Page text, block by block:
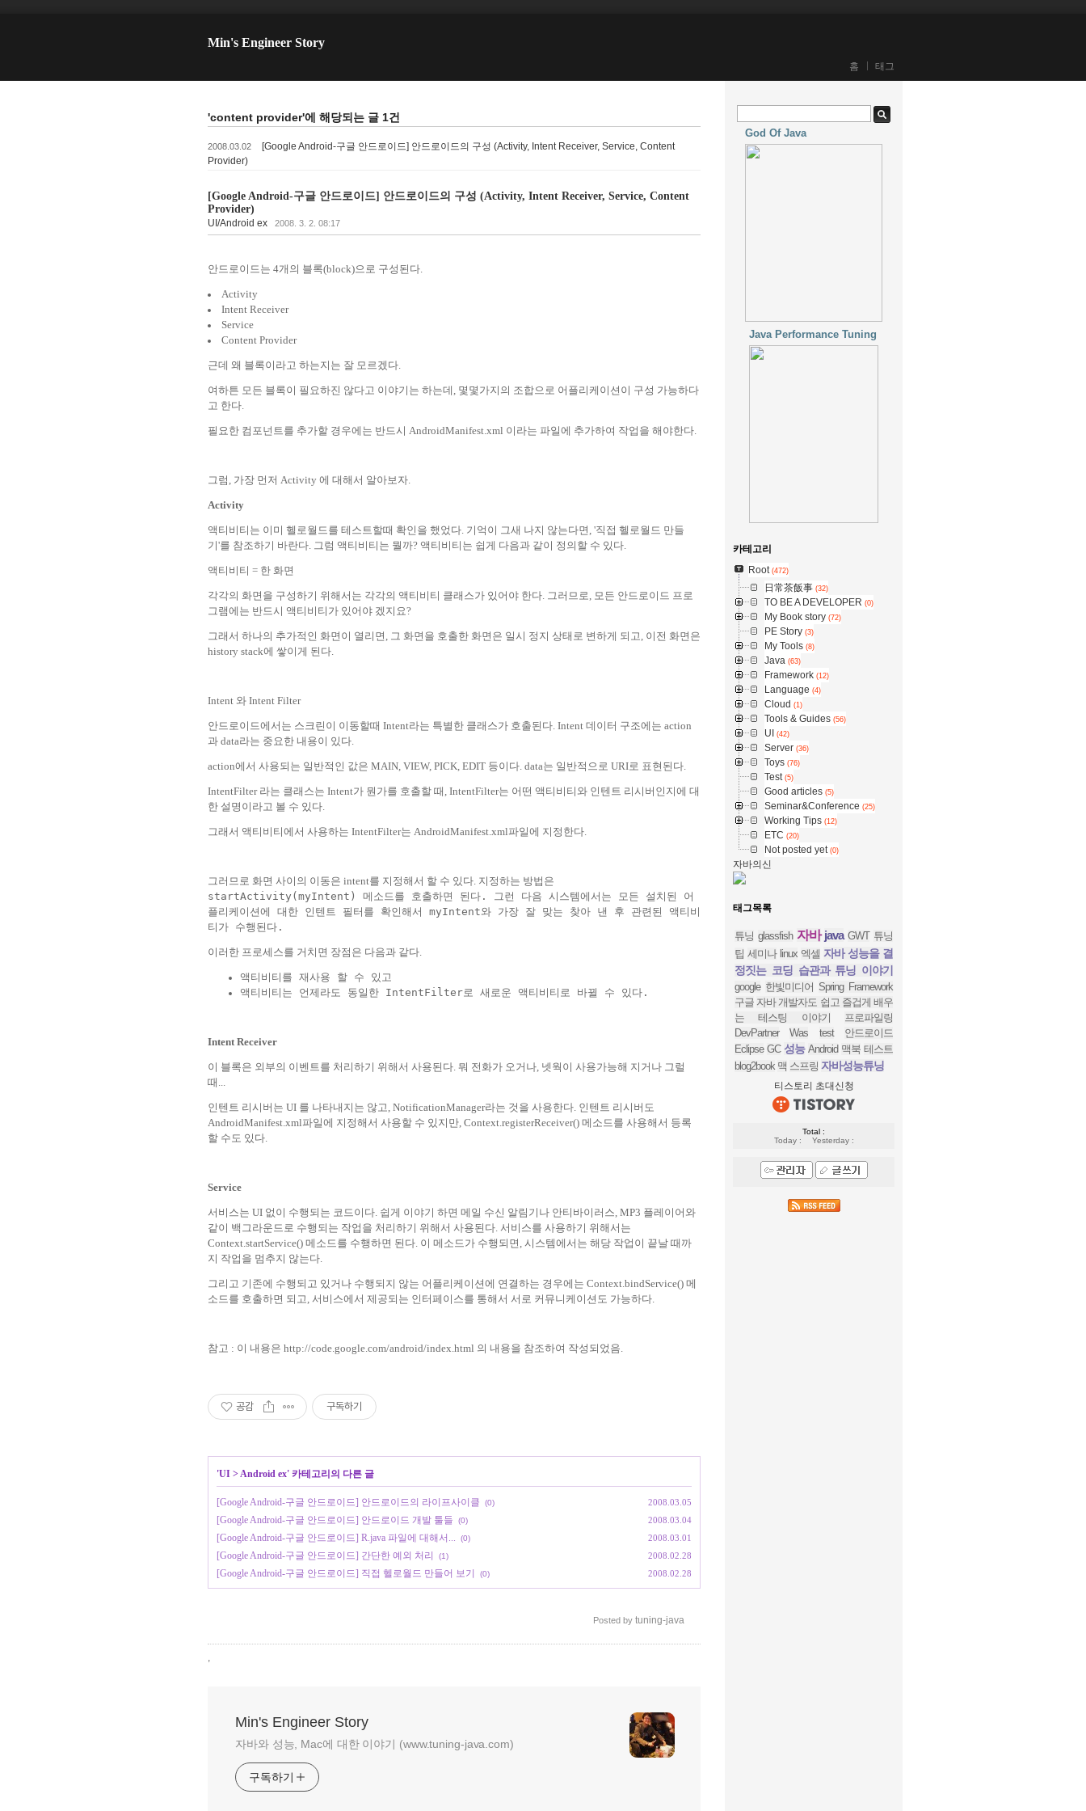
Min's Engineer Story
홈 태그
'content provider'에 해당되는 글 1건
2008.03.02
[Google Android-구글 안드로이드] 안드로이드의 구성 (Activity, Intent Receiver, Service, Content
Provider)
[Google Android-구글 안드로이드] 안드로이드의 구성 (Activity, Intent Receiver, Service, Content
Provider)
UI/Android ex 2008. 3. 2. 08:17
안드로이드는 4개의 블록(block)으로 구성된다.
Activity
Intent Receiver
Service
Content Provider
근데 왜 블록이라고 하는지는 잘 모르겠다.
여하튼 모든 블록이 필요하진 않다고 이야기는 하는데, 몇몇가지의 조합으로 어플리케이션이 구성 가능하다
고 한다.
필요한 컴포넌트를 추가할 경우에는 반드시 AndroidManifest.xml 이라는 파일에 추가하여 작업을 해야한다.
그럼, 가장 먼저 Activity 에 대해서 알아보자.
Activity
액티비티는 이미 헬로월드를 테스트할때 확인을 했었다. 기억이 그새 나지 않는다면, '직접 헬로월드 만들
기'를 참조하기 바란다. 그럼 액티비티는 뭘까? 액티비티는 쉽게 다음과 같이 정의할 수 있다.
액티비티 = 한 화면
각각의 화면을 구성하기 위해서는 각각의 액티비티 클래스가 있어야 한다. 그러므로, 모든 안드로이드 프로
그램에는 반드시 액티비티가 있어야 겠지요?
그래서 하나의 추가적인 화면이 열리면, 그 화면을 호출한 화면은 일시 정지 상태로 변하게 되고, 이전 화면은
history stack에 쌓이게 된다.
Intent 와 Intent Filter
안드로이드에서는 스크린이 이동할때 Intent라는 특별한 클래스가 호출된다. Intent 데이터 구조에는 action
과 data라는 중요한 내용이 있다.
action에서 사용되는 일반적인 값은 MAIN, VIEW, PICK, EDIT 등이다. data는 일반적으로 URI로 표현된다.
IntentFilter 라는 클래스는 Intent가 뭔가를 호출할 때, IntentFilter는 어떤 액티비티와 인텐트 리시버인지에 대
한 설명이라고 볼 수 있다.
그래서 액티비티에서 사용하는 IntentFilter는 AndroidManifest.xml파일에 지정한다.
그러므로 화면 사이의 이동은 intent를 지정해서 할 수 있다. 지정하는 방법은
startActivity(myIntent) 메소드를 호출하면 된다. 그런 다음 시스템에서는 모든 설치된 어
플리케이션에 대한 인텐트 필터를 확인해서 myIntent와 가장 잘 맞는 찾아 낸 후 관련된 액티비
티가 수행된다.
이러한 프로세스를 거치면 장점은 다음과 같다.
액티비티를 재사용 할 수 있고
액티비티는 언제라도 동일한 IntentFilter로 새로운 액티비티로 바뀔 수 있다.
Intent Receiver
이 블록은 외부의 이벤트를 처리하기 위해서 사용된다. 뭐 전화가 오거나, 넷웍이 사용가능해 지거나 그럴
때...
인텐트 리시버는 UI 를 나타내지는 않고, NotificationManager라는 것을 사용한다. 인텐트 리시버도
AndroidManifest.xml파일에 지정해서 사용할 수 있지만, Context.registerReceiver() 메소드를 사용해서 등록
할 수도 있다.
Service
서비스는 UI 없이 수행되는 코드이다. 쉽게 이야기 하면 메일 수신 알림기나 안티바이러스, MP3 플레이어와
같이 백그라운드로 수행되는 작업을 처리하기 위해서 사용된다. 서비스를 사용하기 위해서는
Context.startService() 메소드를 수행하면 된다. 이 메소드가 수행되면, 시스템에서는 해당 작업이 끝날 때까
지 작업을 멈추지 않는다.
그리고 기존에 수행되고 있거나 수행되지 않는 어플리케이션에 연결하는 경우에는 Context.bindService() 메
소드를 호출하면 되고, 서비스에서 제공되는 인터페이스를 통해서 서로 커뮤니케이션도 가능하다.
참고 : 이 내용은 http://code.google.com/android/index.html 의 내용을 참조하여 작성되었음.
공감 구독하기
'UI >Android ex' 카테고리의 다른 글
[Google Android-구글 안드로이드] 안드로이드의 라이프사이클 (0) 2008.03.05
[Google Android-구글 안드로이드] 안드로이드 개발 툴들 (0) 2008.03.04
[Google Android-구글 안드로이드] R.java 파일에 대해서... (0) 2008.03.01
[Google Android-구글 안드로이드] 간단한 예외 처리 (1) 2008.02.28
[Google Android-구글 안드로이드] 직접 헬로월드 만들어 보기 (0) 2008.02.28
Posted by tuning-java
,
Min's Engineer Story
자바와 성능, Mac에 대한 이야기 (www.tuning-java.com)
구독하기
God Of Java
Java Performance Tuning
카테고리
Root (472)
日常茶飯事 (32)
TO BE A DEVELOPER (0)
My Book story (72)
PE Story (3)
My Tools (8)
Java (63)
Framework (12)
Language (4)
Cloud (1)
Tools & Guides (56)
UI (42)
Server (36)
Toys (76)
Test (5)
Good articles (5)
Seminar&Conference (25)
Working Tips (12)
ETC (20)
Not posted yet (0)
자바의신
태그목록
튜닝 glassfish 자바 java GWT 튜닝
팁 세미나 linux 엑셀 자바 성능을 결
정짓는 코딩 습관과 튜닝 이야기
google 한빛미디어 Spring Framework
구글 자바 개발자도 쉽고 즐겁게 배우
는 테스팅 이야기
프로파일링
DevPartner
Was test
안드로이드
Eclipse GC 성능 Android 맥북 테스트
blog2book 맥 스프링 자바성능튜닝
티스토리 초대신청
Total :
Today :
Yesterday :